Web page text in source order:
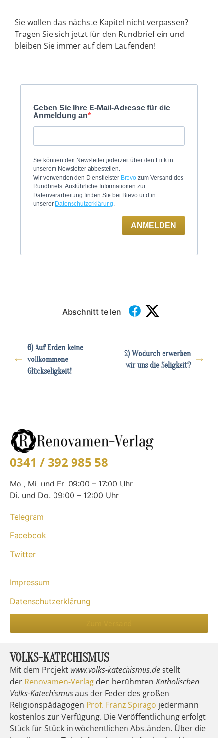
Sie wollen das nächste Kapitel nicht verpassen?
Tragen Sie sich jetzt für den Rundbrief ein und
bleiben Sie immer auf dem Laufenden!
Geben Sie Ihre E-Mail-Adresse für die
Anmeldung an
Sie können den Newsletter jederzeit über den Link in
unserem Newsletter abbestellen.
Wir verwenden den Dienstleister Brevo zum Versand des
Rundbriefs. Ausführliche Informationen zur
Datenverarbeitung finden Sie bei Brevo und in
unserer Datenschutzerklärung
ANMELDEN
Abschnitt teilen
6) Auf Erden keine
vollkommene
Glückseligkeit!
2) Wodurch erwerben
wir uns die Seligkeit?
0341 / 392 985 58
Mo., Mi. und Fr. 09:00 – 17:00 Uhr
Di. und Do. 09:00 – 12:00 Uhr
Telegram
Facebook
Twitter
Impressum
Datenschutzerklärung
VOLKS-KATECHISMUS
Mit dem Projekt www.volks-katechismus.destellt
der Renovamen-Verlag den berühmten Katholischen
Volks-Katechismusaus der Feder des großen
Religionspädagogen Prof. Franz Spirago jedermann
kostenlos zur Verfügung. Die Veröffentlichung erfolgt
Stück für Stück in wöchentlichen Abständen. Über die